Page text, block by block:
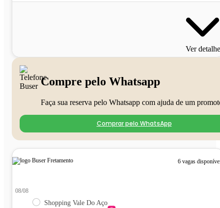
Ver
Compre pelo Whatsapp
Faça sua reserva pelo Whatsapp com ajuda de um
Comprar pelo WhatsApp
6 vagas
08/08
Shopping Vale Do Aço